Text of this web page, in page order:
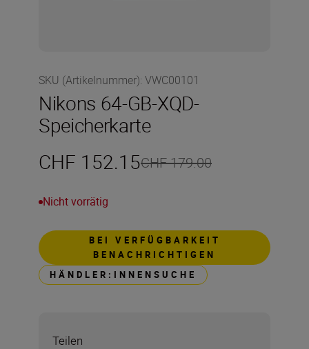
SKU (Artikelnummer): VWC00101
Nikons 64-GB-XQD-
Speicherkarte
CHF 152.15CHF 179.00
Nicht vorrätig
BEI VERFÜGBARKEIT
BENACHRICHTIGEN
HÄNDLER:INNENSUCHE
Teilen